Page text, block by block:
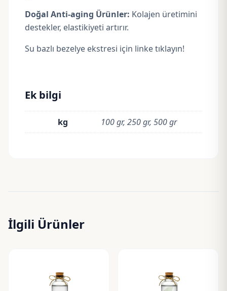
Doğal Anti-aging Ürünler: Kolajen üretimini
destekler, elastikiyeti artırır.
Su bazlı bezelye ekstresi için linke tıklayın!
Ek bilgi
kg 100 gr, 250 gr, 500 gr
İlgili Ürünler